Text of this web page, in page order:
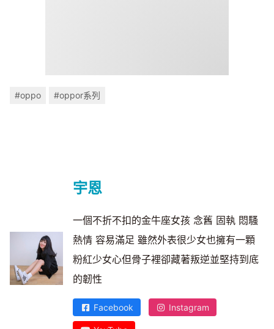
#oppo #oppor系列
宇恩
一個不折不扣的金牛座女孩 念舊 固執 悶騷
熱情 容易滿足 雖然外表很少女也擁有一顆
粉紅少女心但骨子裡卻藏著叛逆並堅持到底
的韌性
Facebook Instagram